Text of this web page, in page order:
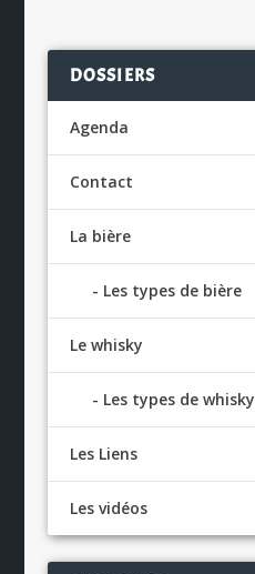
DOSSIERS
Agenda
Contact
La bière
Les types de bière
Le whisky
Les types de whisky
Les Liens
Les vidéos